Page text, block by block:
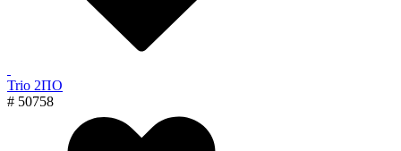
Trio 2ПО
# 50758